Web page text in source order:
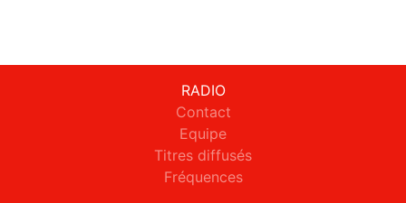
RADIO
Contact
Equipe
Titres diffusés
Fréquences